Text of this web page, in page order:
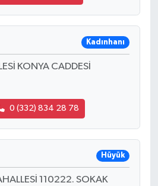
Kadınhanı
KONYA CADDESİ
0 (332) 834 28 78
Hüyük
110222. SOKAK